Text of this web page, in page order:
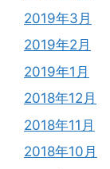
2019年3月
2019年2月
2019年1月
2018年12月
2018年11月
2018年10月